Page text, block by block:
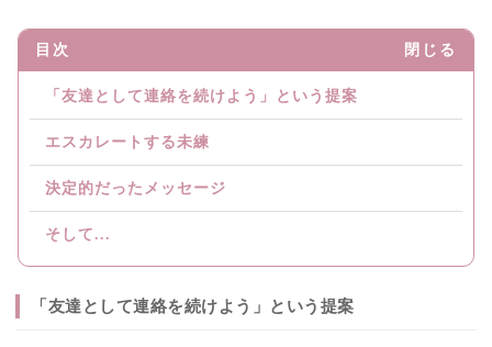
目次 閉じる
「友達として連絡を続けよう」という提案
エスカレートする未練
決定的だったメッセージ
そして...
「友達として連絡を続けよう」という提案